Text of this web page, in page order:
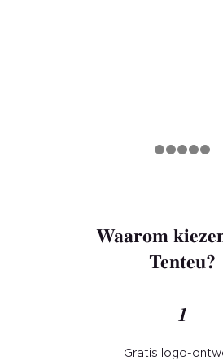
Waarom
Tenteu?
1
Gratis logo-